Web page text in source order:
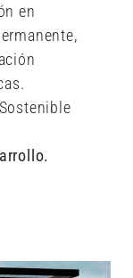
en